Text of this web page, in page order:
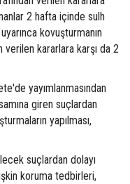
2 hafta içinde sulh
kovuşturmanın
kararlara karşı da 2
yayımlanmasından
giren suçlardan
yapılması,
suçlardan dolayı
koruma tedbirleri,